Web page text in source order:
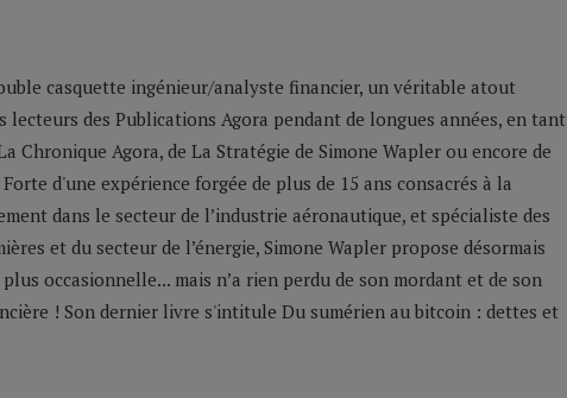
casquette ingénieur/analyste financier, un véritable atout
lecteurs des Publications Agora pendant de longues années, en tant
Chronique Agora, de La Stratégie de Simone Wapler ou encore de
d'une expérience forgée de plus de 15 ans consacrés à la
dans le secteur de l’industrie aéronautique, et spécialiste des
et du secteur de l’énergie, Simone Wapler propose désormais
occasionnelle... mais n’a rien perdu de son mordant et de son
! Son dernier livre s'intitule Du sumérien au bitcoin : dettes et